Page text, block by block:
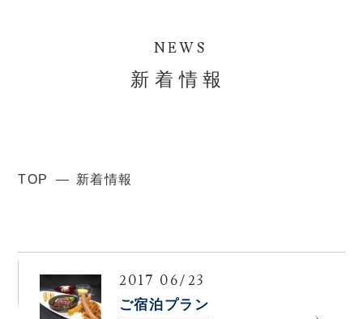
NEWS
新着情報
TOP 新着情報
2017 06/23
ご宿泊プラン